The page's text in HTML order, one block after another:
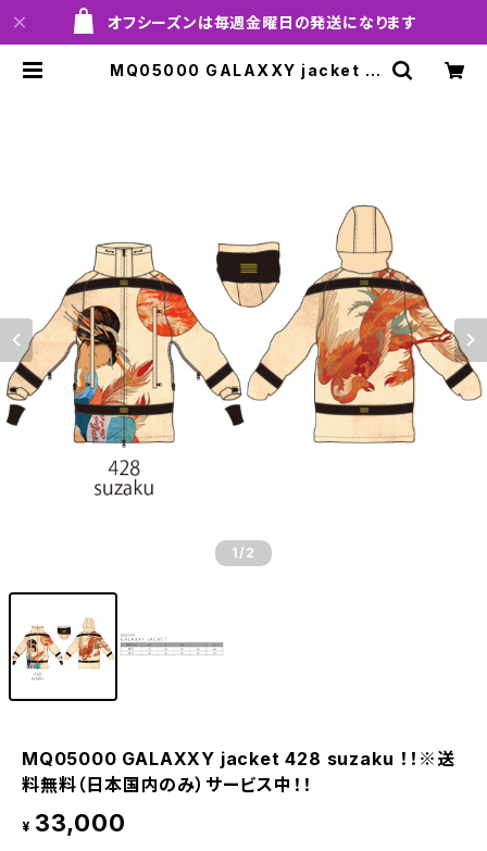
オフシーズンは毎週金曜日の発送になります
MQ05000 GALAXXY jacket 4
1 /2
MQ05000 GALAXXY jacket 428 suzaku ！！※送
料無料（日本国内のみ）サービス中！！
¥ 33,000